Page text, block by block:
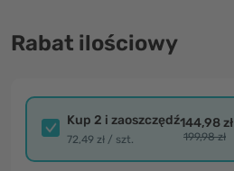
Rabat ilościowy
Kup 2 i zaoszczędź
72,49 zł / szt.
144,98 zł
199,98 zł